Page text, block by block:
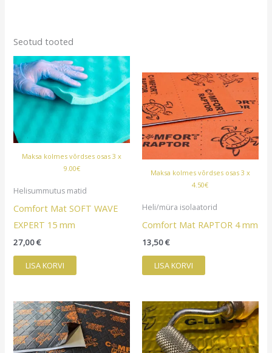
Seotud tooted
Maksa kolmes võrdses osas 3 x
9.00€
Helisummutus matid
Comfort Mat SOFT WAVE
EXPERT 15 mm
27,00€
LISA KORVI
Maksa kolmes võrdses osas 3 x
4.50€
Heli/müra isolaatorid
Comfort Mat RAPTOR 4 mm
13,50€
LISA KORVI